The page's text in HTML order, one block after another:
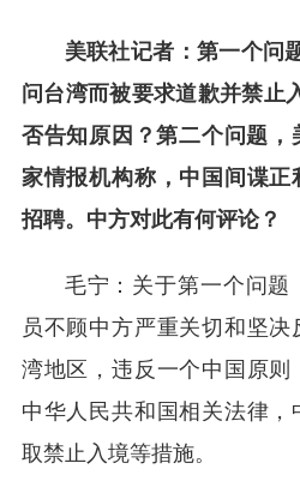
美联社记者：第一个问
问台湾而被要求道歉并禁止
否告知原因？第二个问题，
家情报机构称，中国间谍
招聘。中方对此有何评论？
毛宁：关于第一个问题
员不顾中方严重关切和坚
湾地区，违反一个中国原
中华人民共和国相关法律
取禁止入境等措施。